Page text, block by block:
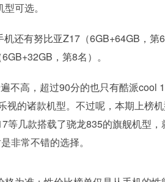
可选。
还有努比亚Z17（6GB+64GB，第
，第8名）。
不高，超过90分的也只有酷派cool
的诸款机型。不过呢，本期上榜
几款搭载了骁龙835的旗舰机型，
非常不错的选择。